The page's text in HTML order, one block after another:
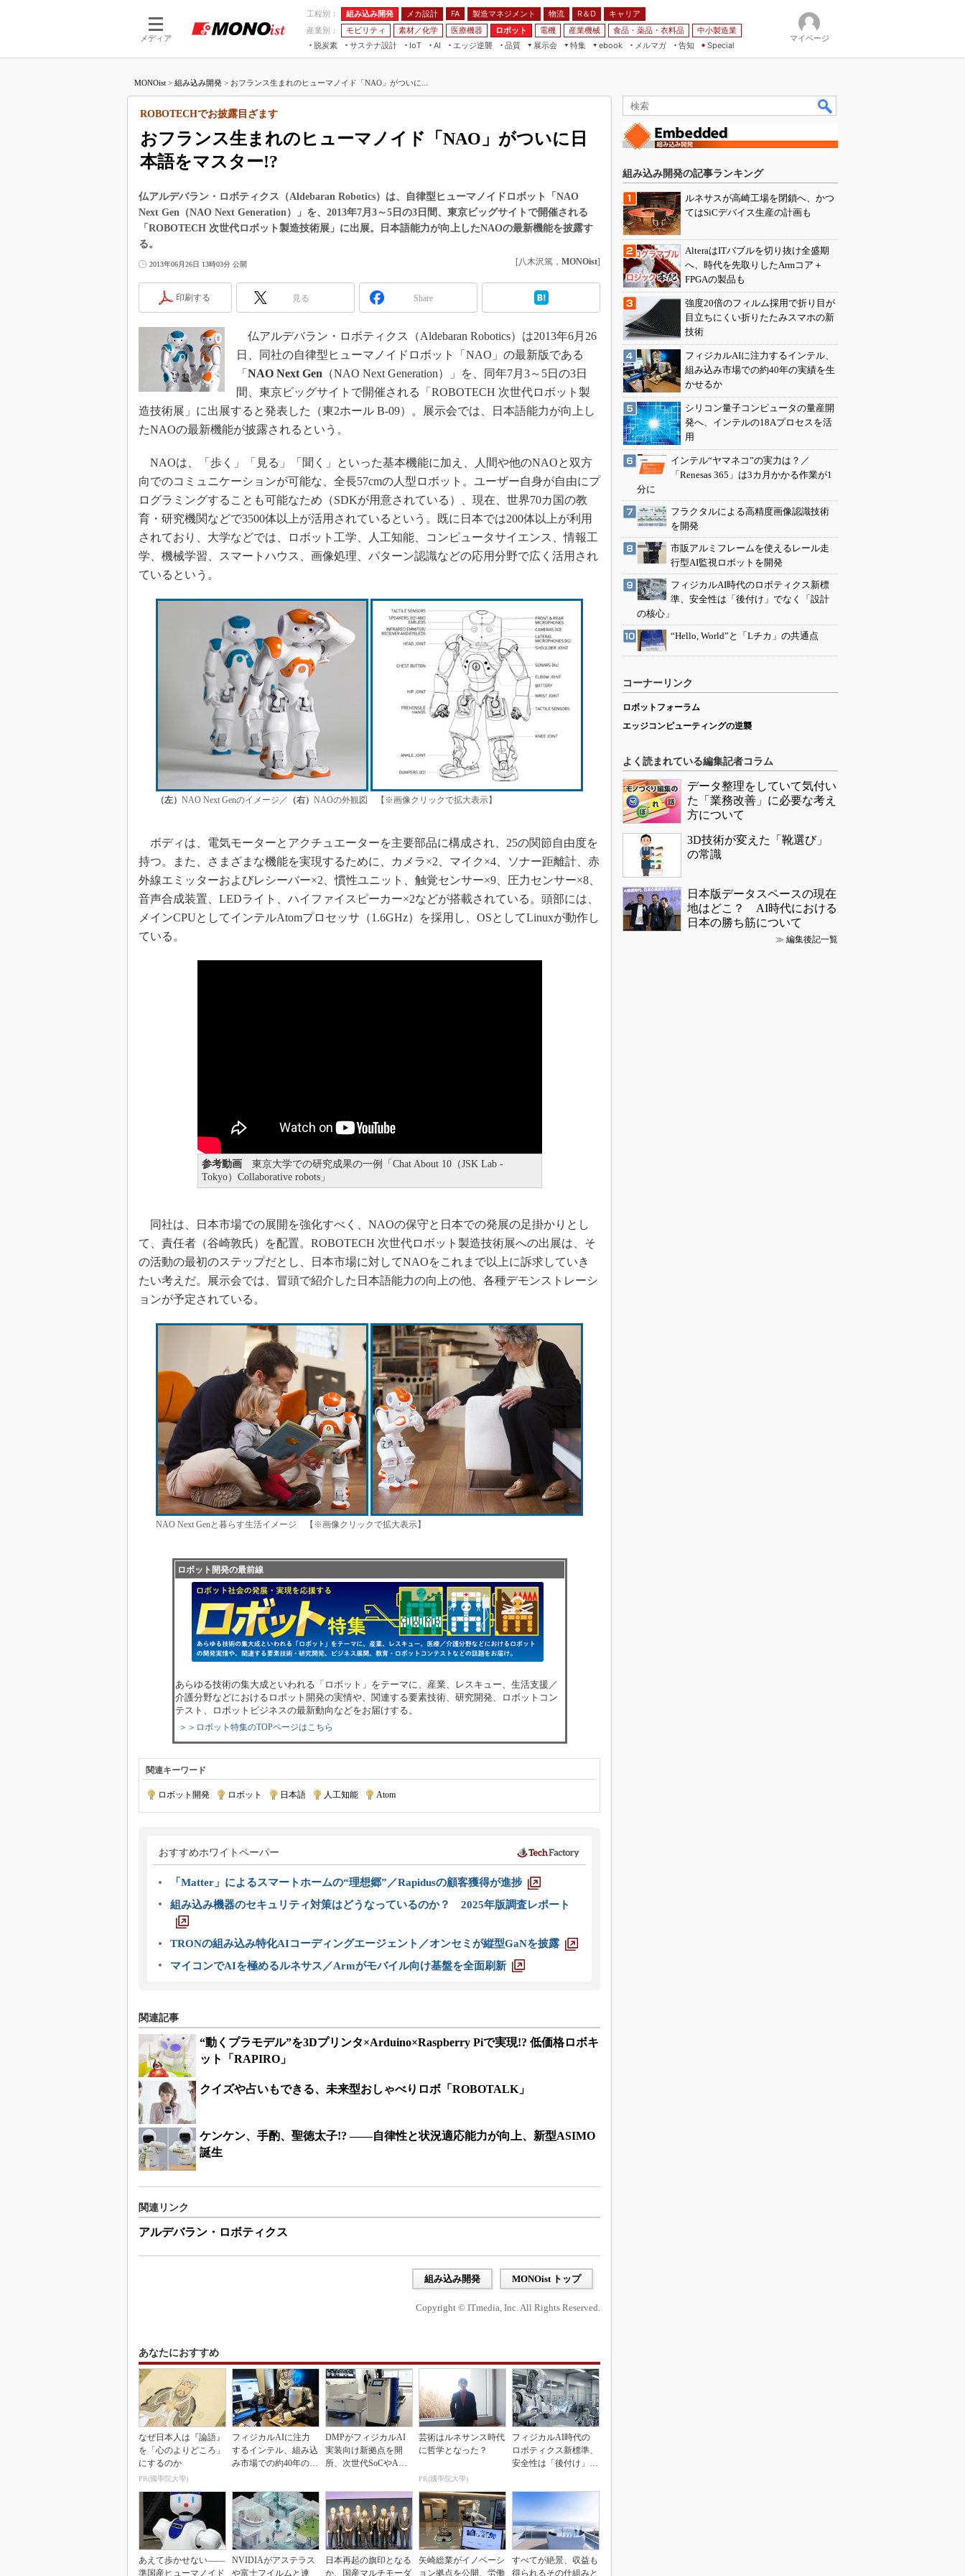
メディア
工程別： 組み込み開発 メカ設計 FA 製造マネジメント 物流 R＆D
キャリア
産業別：
モビリティ 素材／化学 医療機器 ロボット 電機 産業機械 食品・薬品・衣料品
中小製造業
脱炭素
サステナ設計
IoT
つながる工場
AI
AI×設備保全
エッジ逆襲 品質
展示会
JIMTOF
IIFES
TECHNO-FRONTIER
人テク展
AUTOMOTIVE WORLD
産業オープンネット展
特集
つながるクルマ
VR／AR
組み込み画像技術
組み込みモデリング
ISO26262
無償設計ツール
デジタルツインとCAE
S＆OP
インダストリー4.0
イノベーション
メイドインジャパン
植物工場
知財マネジメント
海外生産
グローバル設計・開発
ebook
メルマガ
告知 Special
マイページ
MONOist > 組み込み開発 > おフランス生まれのヒューマノイド「NAO」がついに...
おフランス生まれのヒューマノイド「NAO」がついに日
本語をマスター!?
ROBOTECHでお披露目ざます
仏アルデバラン・ロボティクス（Aldebaran Robotics）は、自律型ヒューマノイドロボット「NAO
Next Gen（NAO Next Generation）」を、2013年7月3～5日の3日間、東京ビッグサイトで開催される
「ROBOTECH 次世代ロボット製造技術展」に出展。日本語能力が向上したNAOの最新機能を披露す
る。
2013年06月26日 13時03分 公開 [八木沢篤， MONOist]
印刷する 見る Share
仏アルデバラン・ロボティクス（Aldebaran Robotics）は2013年6月26
日、同社の自律型ヒューマノイドロボット「NAO」の最新版である
「 NAO Next Gen （NAO Next Generation）」を、同年7月3～5日の3日
間、東京ビッグサイトで開催される「ROBOTECH 次世代ロボット製
造技術展」に出展すると発表した（東2ホール B-09）。展示会では、日本語能力が向上し
たNAOの最新機能が披露されるという。
NAOは、「歩く」「見る」「聞く」といった基本機能に加え、人間や他のNAOと双方
向でのコミュニケーションが可能な、全長57cmの人型ロボット。ユーザー自身が自由にプ
ログラミングすることも可能なため（SDKが用意されている）、現在、世界70カ国の教
育・研究機関などで3500体以上が活用されているという。既に日本では200体以上が利用
されており、大学などでは、ロボット工学、人工知能、コンピュータサイエンス、情報工
学、機械学習、スマートハウス、画像処理、パターン認識などの応用分野で広く活用され
ているという。
（左） NAO Next Genのイメージ／ （右） NAOの外観図 【※画像クリックで拡大表示】
ボディは、電気モーターとアクチュエーターを主要部品に構成され、25の関節自由度を
持つ。また、さまざまな機能を実現するために、カメラ×2、マイク×4、ソナー距離計、赤
外線エミッターおよびレシーバー×2、慣性ユニット、触覚センサー×9、圧力センサー×8、
音声合成装置、LEDライト、ハイファイスピーカー×2などが搭載されている。頭部には、
メインCPUとしてインテルAtomプロセッサ（1.6GHz）を採用し、OSとしてLinuxが動作し
ている。
参考動画東京大学での研究成果の一例「Chat About 10（JSK Lab -
Tokyo）Collaborative robots」
同社は、日本市場での展開を強化すべく、NAOの保守と日本での発展の足掛かりとし
て、責任者（谷崎敦氏）を配置。ROBOTECH 次世代ロボット製造技術展への出展は、そ
の活動の最初のステップだとし、日本市場に対してNAOをこれまで以上に訴求していき
たい考えだ。展示会では、冒頭で紹介した日本語能力の向上の他、各種デモンストレーシ
ョンが予定されている。
NAO Next Genと暮らす生活イメージ 【※画像クリックで拡大表示】
ロボット開発の最前線
あらゆる技術の集大成といわれる「ロボット」をテーマに、産業、レスキュー、生活支援／
介護分野などにおけるロボット開発の実情や、関連する要素技術、研究開発、ロボットコン
テスト、ロボットビジネスの最新動向などをお届けする。
＞＞ロボット特集のTOPページはこちら
関連キーワード
ロボット開発 ロボット 日本語 人工知能 Atom
おすすめホワイトペーパー
「Matter」によるスマートホームの“理想郷”／Rapidusの顧客獲得が進捗
組み込み機器のセキュリティ対策はどうなっているのか？ 2025年版調査レポート
TRONの組み込み特化AIコーディングエージェント／オンセミが縦型GaNを披露
マイコンでAIを極めるルネサス／Armがモバイル向け基盤を全面刷新
関連記事
“動くプラモデル”を3Dプリンタ×Arduino×Raspberry Piで実現!? 低価格ロボキ
ット「RAPIRO」
クイズや占いもできる、未来型おしゃべりロボ「ROBOTALK」
ケンケン、手酌、聖徳太子!? ――自律性と状況適応能力が向上、新型ASIMO
誕生
関連リンク
アルデバラン・ロボティクス
組み込み開発 MONOist トップ
Copyright © ITmedia, Inc. All Rights Reserved.
あなたにおすすめ
なぜ日本人は『論語』
を「心のよりどころ」
にするのか
PR(國學院大學)
フィジカルAIに注力
するインテル、組み込
み市場での約40年の実
DMPがフィジカルAI
実装向け新拠点を開
所、次世代SoCやAM
芸術はルネサンス時代
に哲学となった？
PR(國學院大學)
フィジカルAI時代の
ロボティクス新標準、
安全性は「後付け」で
あえて歩かせない――
準国産ヒューマノイド
NVIDIAがアステラス
や富士フイルムと連
日本再起の旗印となる
か、国産マルチモーダ
矢崎総業がイノベーシ
ョン拠点を公開、労働
すべてが絶景、収益も
得られるその仕組みと
組み込み開発の記事ランキング
ルネサスが高崎工場を閉鎖へ、かつ
てはSiCデバイス生産の計画も
AlteraはITバブルを切り抜け全盛期
へ、時代を先取りしたArmコア＋
FPGAの製品も
強度20倍のフィルム採用で折り目が
目立ちにくい折りたたみスマホの新
技術
フィジカルAIに注力するインテル、
組み込み市場での約40年の実績を生
かせるか
シリコン量子コンピュータの量産開
発へ、インテルの18Aプロセスを活
用
インテル“ヤマネコ”の実力は？／
「Renesas 365」は3カ月かかる作業が1
分に
フラクタルによる高精度画像認識技術
を開発
市販アルミフレームを使えるレール走
行型AI監視ロボットを開発
フィジカルAI時代のロボティクス新標
準、安全性は「後付け」でなく「設計
の核心」
“Hello, World”と「Lチカ」の共通点
コーナーリンク
ロボットフォーラム
エッジコンピューティングの逆襲
よく読まれている編集記者コラム
データ整理をしていて気付い
た「業務改善」に必要な考え
方について
3D技術が変えた「靴選び」
の常識
日本版データスペースの現在
地はどこ？ AI時代における
日本の勝ち筋について
≫ 編集後記一覧